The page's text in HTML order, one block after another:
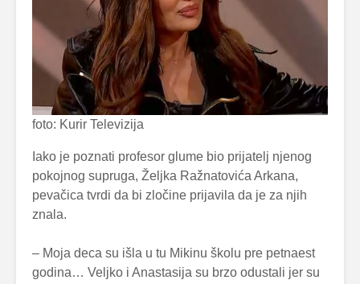
foto: Kurir Televizija
Iako je poznati profesor glume bio prijatelj njenog
pokojnog supruga, Željka Ražnatovića Arkana,
pevačica tvrdi da bi zločine prijavila da je za njih
znala.
– Moja deca su išla u tu Mikinu školu pre petnaest
godina… Veljko i Anastasija su brzo odustali jer su